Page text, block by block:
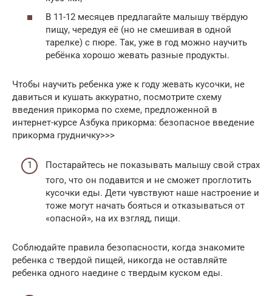
В 11-12 месяцев предлагайте малышу твёрдую
пищу, чередуя её (но не смешивая в одной
тарелке) с пюре. Так, уже в год можно научить
ребёнка хорошо жевать разные продукты.
Чтобы научить ребенка уже к году жевать кусочки, не
давиться и кушать аккуратно, посмотрите схему
введения прикорма по схеме, предложенной в
интернет-курсе Азбука прикорма: безопасное введение
прикорма грудничку>>>
Постарайтесь не показывать малышу свой страх
того, что он подавится и не сможет проглотить
кусочки еды. Дети чувствуют наше настроение и
тоже могут начать бояться и отказываться от
«опасной», на их взгляд, пищи.
Соблюдайте правила безопасности, когда знакомите
ребенка с твердой пищей, никогда не оставляйте
ребенка одного наедине с твердым куском еды.